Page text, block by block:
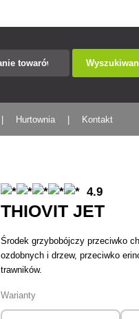
Hurtownia Kontakt
4.9
THIOVIT JET
Środek grzybobójczy przeciwko
ozdobnych i drzew, przeciwko
trawników.
Warianty